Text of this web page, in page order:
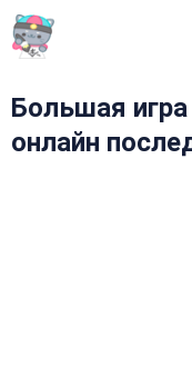
Большая
онлайн